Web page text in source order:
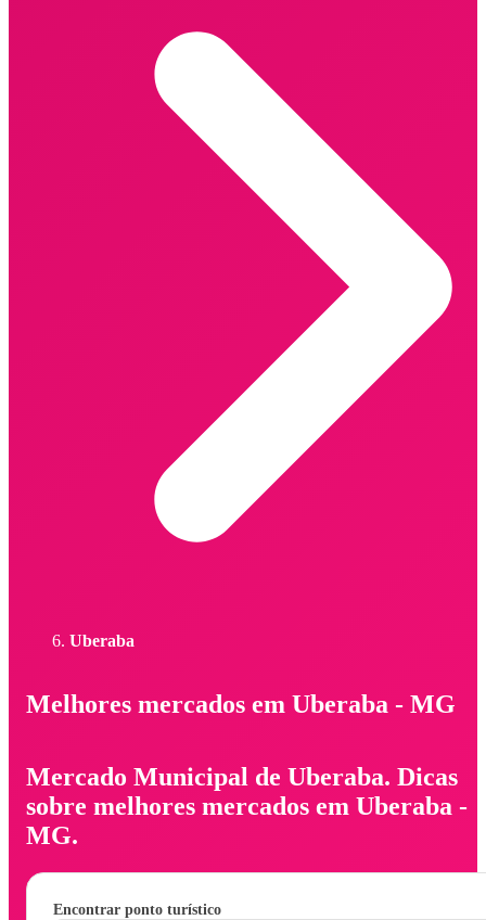
Uberaba
Melhores mercados em Uberaba - MG
Mercado Municipal de Uberaba. Dicas
sobre melhores mercados em Uberaba -
MG.
Encontrar ponto turístico